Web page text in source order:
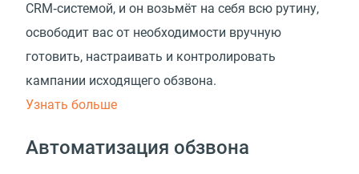
CRM‑системой, и он возьмёт на себя всю рутину,
освободит вас от необходимости вручную
готовить, настраивать и контролировать
кампании исходящего обзвона.
Узнать больше
Автоматизация обзвона